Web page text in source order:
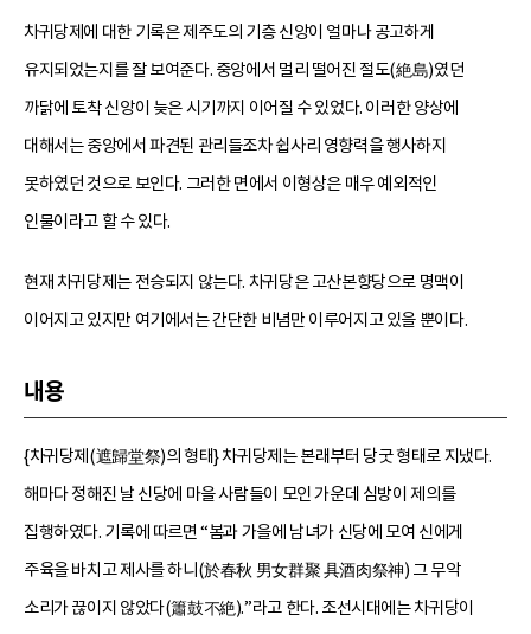
차귀당제에 대한 기록은 제주도의 기층 신앙이 얼마나 공고하게
유지되었는지를 잘 보여준다. 중앙에서 멀리 떨어진 절도(絶島)였던
까닭에 토착 신앙이 늦은 시기까지 이어질 수 있었다. 이러한 양상에
대해서는 중앙에서 파견된 관리들조차 쉽사리 영향력을 행사하지
못하였던 것으로 보인다. 그러한 면에서 이형상은 매우 예외적인
인물이라고 할 수 있다.
현재 차귀당제는 전승되지 않는다. 차귀당은 고산본향당으로 명맥이
이어지고 있지만 여기에서는 간단한 비념만 이루어지고 있을 뿐이다.
내용
{차귀당제(遮歸堂祭)의 형태} 차귀당제는 본래부터 당굿 형태로 지냈다.
해마다 정해진 날 신당에 마을 사람들이 모인 가운데 심방이 제의를
집행하였다. 기록에 따르면 “봄과 가을에 남녀가 신당에 모여 신에게
주육을 바치고 제사를 하니(於春秋 男女群聚 具酒肉祭神) 그 무악
소리가 끊이지 않았다(簫鼓不絶).”라고 한다. 조선시대에는 차귀당이